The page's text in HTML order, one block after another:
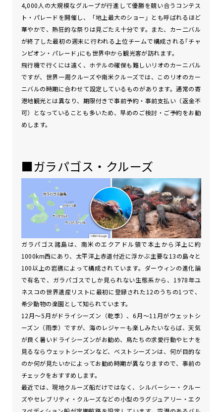
4,000人の大規模なグループが行進して優勝を競い合うコンテス
ト・パレードを開催し、「地上最大のショー」とも呼ばれるほど
華やかで、熱狂的な祭りは見ごたえ十分です。また、カー二バル
が終了した最初の週末に行われる上位チームで構成される｢チャ
ンピオン・パレード｣にも世界中から観光客が訪れます。
飛行機で行くには遠く、ホテルの確保も難しいリオのカーニバル
ですが、世界一周クルーズや南米クルーズでは、このリオのカー
ニバルの時期に合わせて設定しているものがあります。通常の寄
港地観光とは異なり、期限付きで事前予約・事前支払い（返金不
可）となっていることも多いため、早めのご検討・ご予約をお勧
めします。
■ガラパゴス・クルーズ
ガラパゴス諸島は、南米のエクアドル領で本土から洋上に約
1000km西にあり、太平洋上赤道付近に浮かぶ主要な13の島々と
100以上の岩礁によって構成されています。ダーウィンの進化論
で有名で、ガラパゴスでしか見られない生態系から、1978年ユ
ネスコの世界遺産リストに最初に登録された12のうちの1つで、
希少動物の楽園として知られています。
12月～5月がドライシーズン（乾季）、6月～11月がウェットシ
ーズン（雨季）ですが、海のレジャーも楽しみたいならば、天気
が良く暑いドライシーズンがお勧め、鳥たちの求愛行動やヒナを
見るならウェットシーズンなど、ベストシーズンは、何が目的な
のか何が見たいかによってお勧め時期が異なりますので、事前の
チェックをおすすめします。
最近では、現地クルーズ船だけではなく、シルバーシー・クルー
ズやセレブリティ・クルーズなどの小型のラグジュアリー・エク